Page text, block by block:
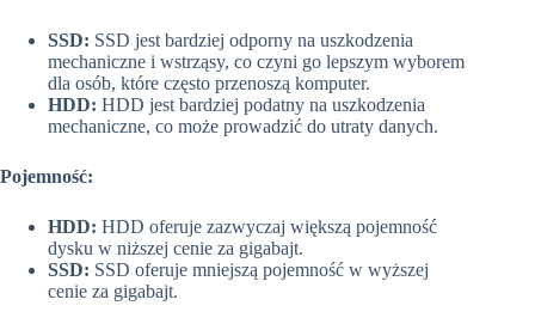
SSD: SSD jest bardziej odporny na uszkodzenia
mechaniczne i wstrząsy, co czyni go lepszym wyborem
dla osób, które często przenoszą komputer.
HDD: HDD jest bardziej podatny na uszkodzenia
mechaniczne, co może prowadzić do utraty danych.
Pojemność:
HDD: HDD oferuje zazwyczaj większą pojemność
dysku w niższej cenie za gigabajt.
SSD: SSD oferuje mniejszą pojemność w wyższej
cenie za gigabajt.